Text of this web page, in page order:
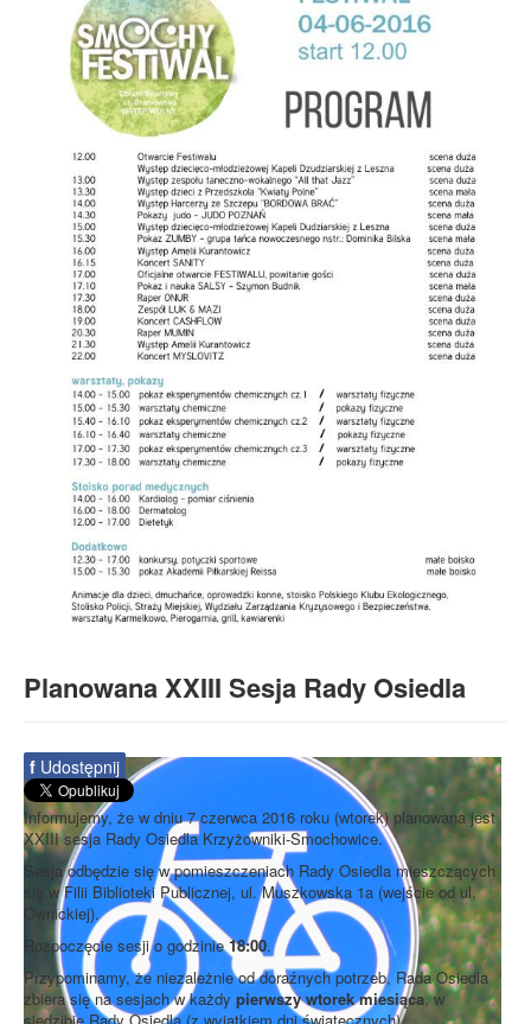
Galerie z osiedlowych wydarzeń...
Planowana XXIII Sesja Rady Osiedla
f Udostępnij
Informujemy, że w dniu 7 czerwca 2016 roku (wtorek) planowana jest
XXIII sesja Rady Osiedla Krzyżowniki-Smochowice.
Sesja odbędzie się w pomieszczeniach Rady Osiedla mieszczących
się w Filii Biblioteki Publicznej, ul. Muszkowska 1a (wejście od ul.
Ownickiej).
Rozpoczęcie sesji o godzinie18:00.
Przypominamy, że niezależnie od doraźnych potrzeb, Rada Osiedla
zbiera się na sesjach w każdy pierwszy wtorek miesiąca, w